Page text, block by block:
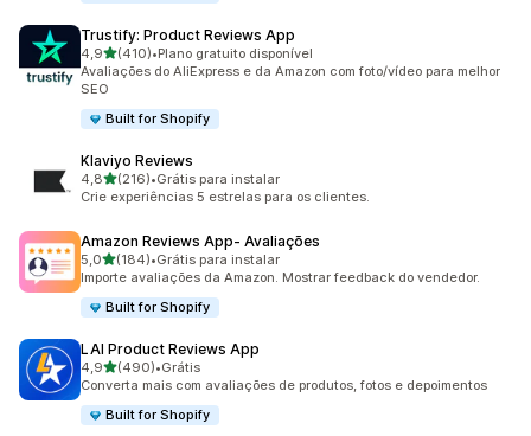
Trustify: Product Reviews App
4,9de 5 estrelas
(410)
410 avaliações ao todo
•Plano gratuito disponível
Avaliações do AliExpress e da Amazon com foto/vídeo para melhor
SEO
Built for Shopify
Klaviyo Reviews
4,8de 5 estrelas
(216)
216 avaliações ao todo
•Grátis para instalar
Crie experiências 5 estrelas para os clientes.
Amazon Reviews App‑ Avaliações
5,0de 5 estrelas
(184)
184 avaliações ao todo
•Grátis para instalar
Importe avaliações da Amazon. Mostrar feedback do vendedor.
Built for Shopify
LAI Product Reviews App
4,9de 5 estrelas
(490)
490 avaliações ao todo
•Grátis
Converta mais com avaliações de produtos, fotos e depoimentos
Built for Shopify